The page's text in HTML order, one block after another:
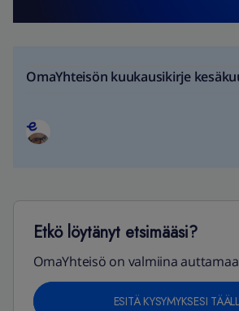
OmaYhteisön kuukausikirje
Etkö löytänyt etsimääsi?
OmaYhteisö on valmiina
ESITÄ KYSYMYKSESI